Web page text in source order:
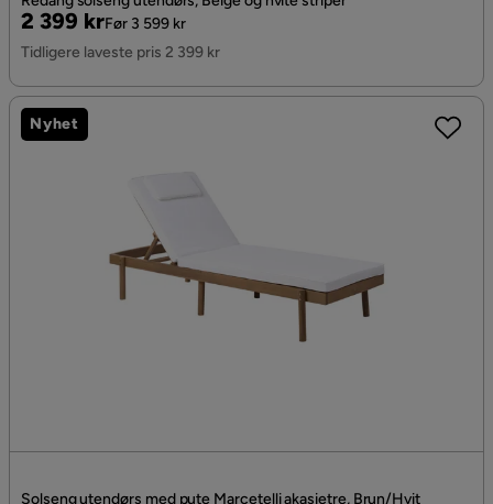
Pris
2 399 kr
Original
Pris
Før 3 599 kr
Tidligere laveste pris 2 399 kr
Solseng utendørs med pute Marcetelli akasietre, Brun/Hvit
Nyhet